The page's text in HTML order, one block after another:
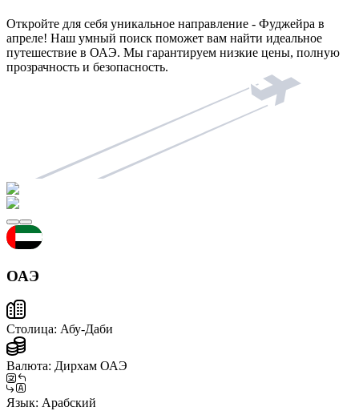
Откройте для себя уникальное направление - Фуджейра в
апреле! Наш умный поиск поможет вам найти идеальное
путешествие в ОАЭ. Мы гарантируем низкие цены, полную
прозрачность и безопасность.
ОАЭ
Столица: Абу-Даби
Валюта: Дирхам ОАЭ
Язык: Арабский